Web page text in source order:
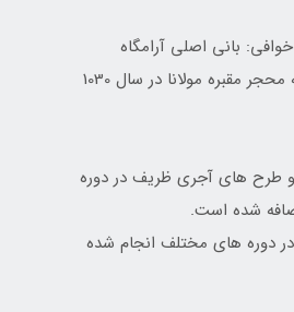
بانی اصلی آرامگاه
خواجه درویش: تعبیه محجر مقبره مولانا در سال 1030
طرح های آجری ظریف در دوره
شده است.
دوره های مختلف انجام شده